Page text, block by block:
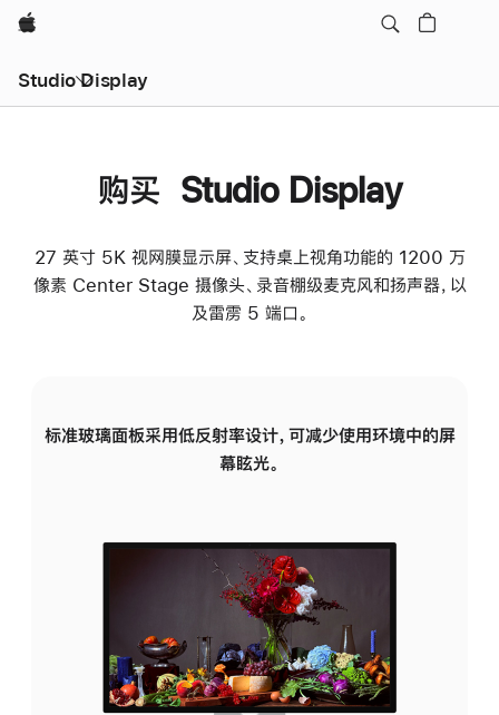
Apple
Studio Display
购买 Studio Display
27 英寸 5K 视网膜显示屏、支持桌上视角功能的 1200 万
像素 Center Stage 摄像头、录音棚级麦克风和扬声器，以
及雷雳 5 端口。
标准玻璃面板采用低反射率设计，可减少使用环境中的屏
幕眩光。